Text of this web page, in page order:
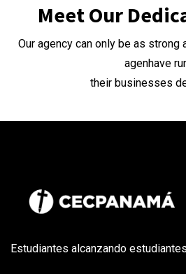
Meet Our
Our agency can only be as strong
agenhave
their businesses
Estudiantes alcanzando